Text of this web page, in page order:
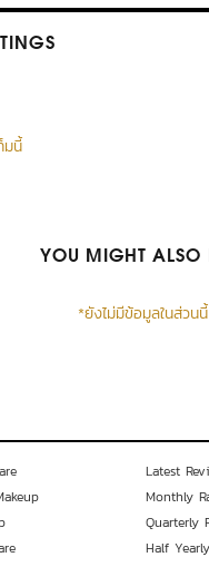
มนี้
YOU MIGHT ALSO
*ยังไม่มีข้อมูลในส่วนนี้
Latest
Monthly
Quarterly
Half